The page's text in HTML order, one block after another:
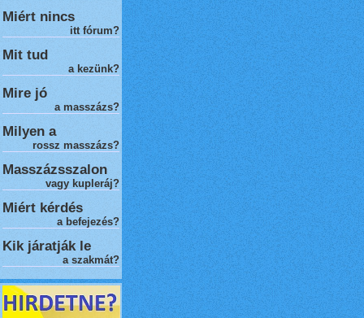
Miért nincs
itt fórum?
Mit tud
a kezünk?
Mire jó
a masszázs?
Milyen a
rossz masszázs?
Masszázsszalon
vagy kupleráj?
Miért kérdés
a befejezés?
Kik járatják le
a szakmát?